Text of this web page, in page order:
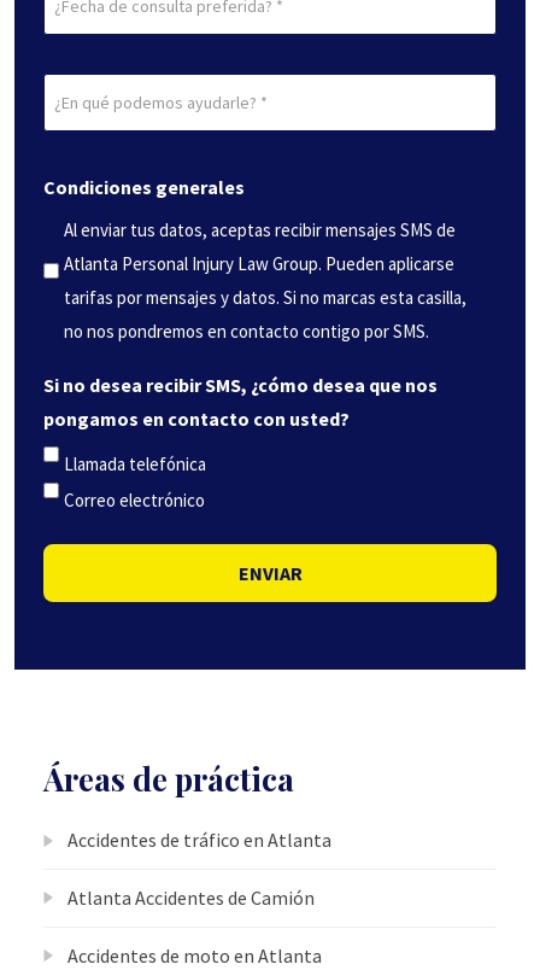
de
preferida
(Obligatorio)
qué
ayudarle?
(Obligatorio)
Condiciones generales
Al enviar tus datos, aceptas recibir mensajes SMS de
Atlanta Personal Injury Law Group. Pueden aplicarse
tarifas por mensajes y datos. Si no marcas esta casilla,
no nos pondremos en contacto contigo por SMS.
Si no desea recibir SMS, ¿cómo desea que nos
pongamos en contacto con usted?
Llamada telefónica
Correo electrónico
ENVIAR
Áreas de práctica
Accidentes de tráfico en Atlanta
Atlanta Accidentes de Camión
Accidentes de moto en Atlanta